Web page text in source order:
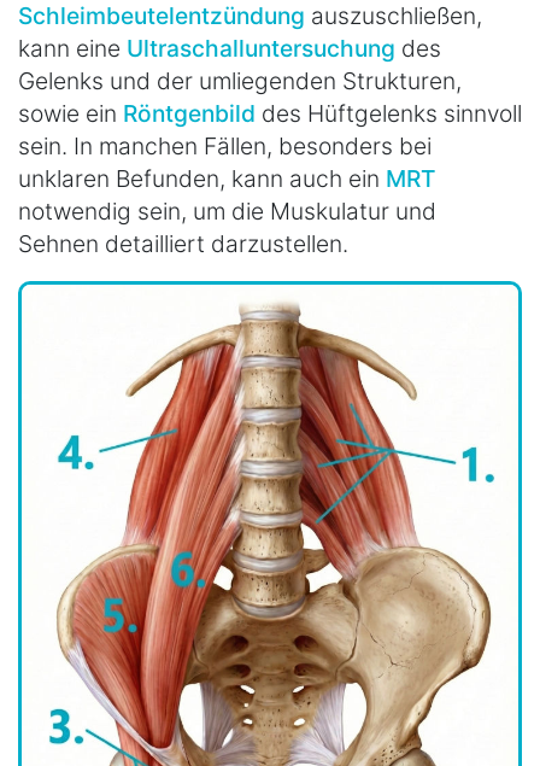
Schleimbeutelentzündung auszuschließen,
kann eine Ultraschalluntersuchung des
Gelenks und der umliegenden Strukturen,
sowie ein Röntgenbild des Hüftgelenks sinnvoll
sein. In manchen Fällen, besonders bei
unklaren Befunden, kann auch ein MRT
notwendig sein, um die Muskulatur und
Sehnen detailliert darzustellen.